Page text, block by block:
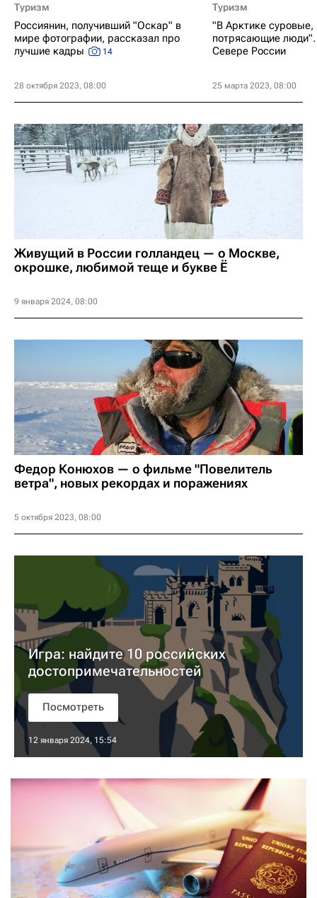
Туризм
Россиянин, получивший "Оскар" в
мире фотографии, рассказал про
лучшие кадры
14
28 октября 2023, 08:00
Туризм
"В Арктике суровые,
потрясающие
Севере России
25 марта 2023, 08:00
Живущий в России голландец — о Москве,
окрошке, любимой теще и букве Ё
9 января 2024, 08:00
Федор Конюхов — о фильме "Повелитель
ветра", новых рекордах и поражениях
5 октября 2023, 08:00
12 января 2024, 15:54
Игра: найдите 10 российских
достопримечательностей
Посмотреть